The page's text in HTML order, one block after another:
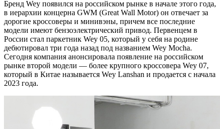
Бренд Wey появился на российском рынке в начале этого года,
в иерархии концерна GWM (Great Wall Motor) он отвечает за
дорогие кроссоверы и минивэны, причем все последние
модели имеют бензоэлектрический привод. Первенцем в
России стал паркетник Wey 05, который у себя на родине
дебютировал три года назад под названием Wey Mocha.
Сегодня компания анонсировала появление на российском
рынке второй модели — более крупного кроссовера Wey 07,
который в Китае называется Wey Lanshan и продается с начала
2023 года.